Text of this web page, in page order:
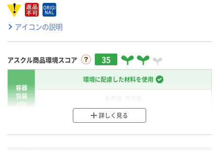
アイコンの説明
アスクル商品環境スコア 35
容器
包装
環境に配慮した材料を使用
分別・リサイクルしやすい設計
詳しく見る